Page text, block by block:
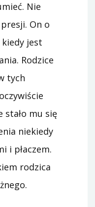
Nie
On o
kiedy jest
Rodzice
tych
stało mu się
niekiedy
i płaczem.
rodzica